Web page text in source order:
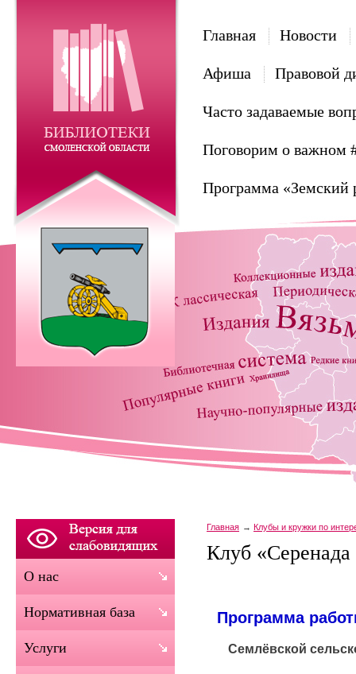
Главная Новости
Афиша Правовой
Часто задаваемые
Поговорим о важном
Программа «Земский
Главная Клубы и кружки по
Клуб
Программа
Семлёвской
О нас
Нормативная база
Услуги